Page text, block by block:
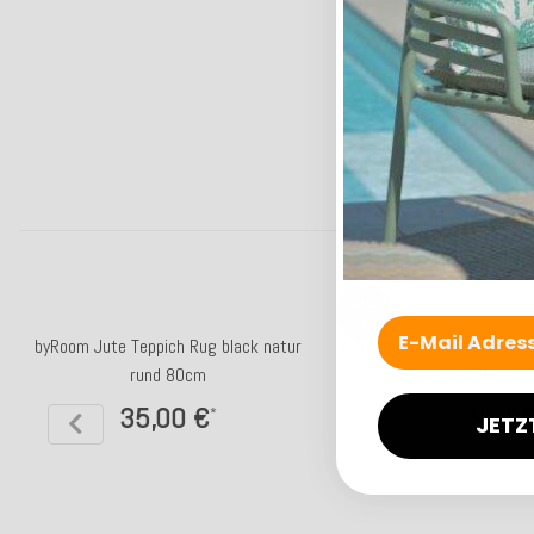
byRoom Jute Teppich Rug black natur
rund 80cm
35,00 €*
byRoom Kerzenhalter aus
Set grün, lila und